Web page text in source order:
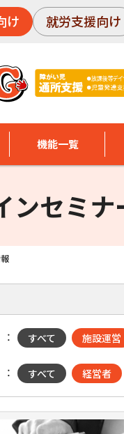
け 就労支援向け
機能一覧
ンセミナ
すべて 施設運営
すべて 経営者